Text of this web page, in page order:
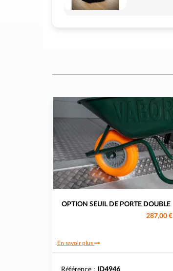
OPTION SEUIL DE PORTE DOUBLE
287,00 €
En savoir plus
Référence : ID4946